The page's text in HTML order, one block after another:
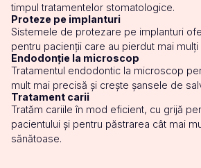
timpul tratamentelor stomatologice.
Proteze pe implanturi
Sistemele de protezare pe implanturi
pentru pacienții care au pierdut mai mulți
Endodonție la microscop
Tratamentul endodontic la microscop
mult mai precisă și crește șansele de
Tratament carii
Tratăm cariile în mod eficient, cu grijă
pacientului și pentru păstrarea cât mai
sănătoase.